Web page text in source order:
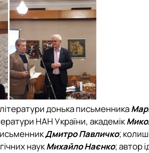
донька письменника
НАН України, академік
Дмитро Павличко;
наукМихайло Наєнко; автор